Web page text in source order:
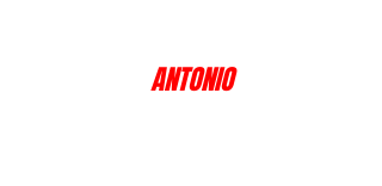
ANTONIO